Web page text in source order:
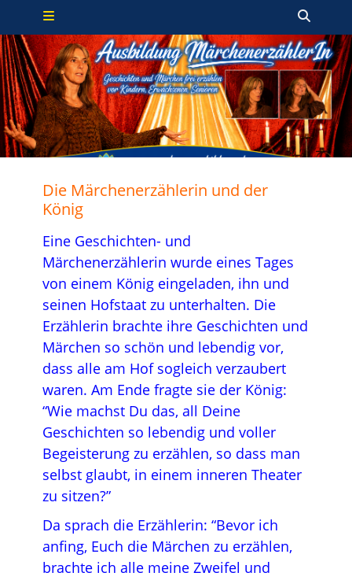
Zum
springen
Primäres Menü
Die Märchenerzählerin und der
König
Eine Geschichten- und
Märchenerzählerin wurde eines Tages
von einem König eingeladen, ihn und
seinen Hofstaat zu unterhalten. Die
Erzählerin brachte ihre Geschichten und
Märchen so schön und lebendig vor,
dass alle am Hof sogleich verzaubert
waren. Am Ende fragte sie der König:
“Wie machst Du das, all Deine
Geschichten so lebendig und voller
Begeisterung zu erzählen, so dass man
selbst glaubt, in einem inneren Theater
zu sitzen?”
Da sprach die Erzählerin: “Bevor ich
anfing, Euch die Märchen zu erzählen,
brachte ich alle meine Zweifel und